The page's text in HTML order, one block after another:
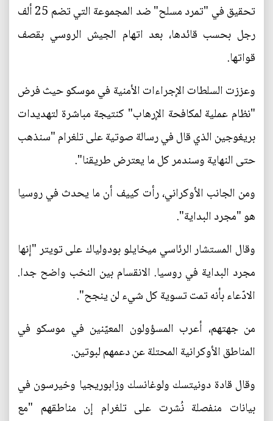
تحقيق في "تمرد مسلح" ضد المجموعة التي تضم 25 ألف
رجل بحسب قائدها، بعد اتهام الجيش الروسي بقصف
قواتها.
وعززت السلطات الإجراءات الأمنية في موسكو حيث فرض
"نظام عملية لمكافحة الإرهاب" كنتيجة مباشرة لتهديدات
بريغوجين الذي قال في رسالة صوتية على تلغرام "سنذهب
حتى النهاية وسندمر كل ما يعترض طريقنا".
ومن الجانب الأوكراني، رأت كييف أن ما يحدث في روسيا
هو "مجرد البداية".
وقال المستشار الرئاسي ميخايلو بودولياك على تويتر "إنها
مجرد البداية في روسيا. الانقسام بين النخب واضح جدا.
الادّعاء بأنه تمت تسوية كل شيء لن ينجح".
من جهتهم، أعرب المسؤولون المعيّنين في موسكو في
المناطق الأوكرانية المحتلة عن دعمهم لبوتين.
وقال قادة دونيتسك ولوغانسك وزابوريجيا وخيرسون في
بيانات منفصلة نُشرت على تلغرام إن مناطقهم "مع